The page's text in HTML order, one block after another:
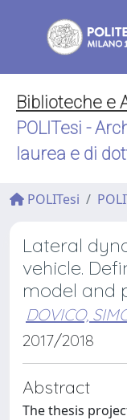
Biblioteche e
POLITesi -
laurea e di
POLITesi
Lateral
vehicle.
model and
DOVICO,
2017/2018
Abstract
The thesis